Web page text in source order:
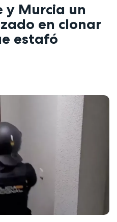
y Murcia un
en clonar
estafó